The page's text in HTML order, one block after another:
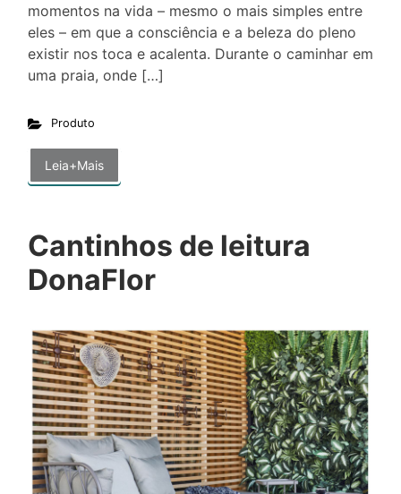
momentos na vida – mesmo o mais simples entre
eles – em que a consciência e a beleza do pleno
existir nos toca e acalenta. Durante o caminhar em
uma praia, onde […]
Produto
Leia+Mais
Cantinhos de leitura
DonaFlor